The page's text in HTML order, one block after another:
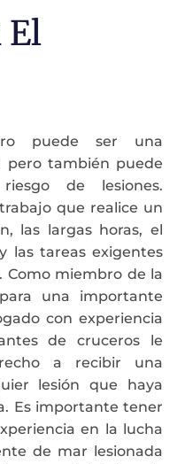
El
puede ser una
pero también puede
de lesiones.
que realice un
las largas horas, el
las tareas exigentes
Como miembro de la
una importante
con experiencia
de cruceros le
a recibir una
lesión que haya
Es importante tener
en la lucha
de mar lesionada